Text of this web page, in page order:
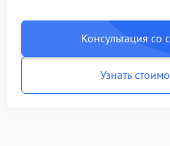
Консультация со
Узнать